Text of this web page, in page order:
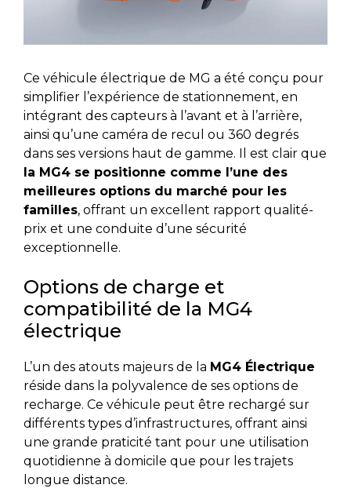
Ce véhicule électrique de MG a été conçu pour
simplifier l’expérience de stationnement, en
intégrant des capteurs à l’avant et à l’arrière,
ainsi qu’une caméra de recul ou 360 degrés
dans ses versions haut de gamme. Il est clair que
la MG4 se positionne comme l’une des
meilleures options du marché pour les
familles, offrant un excellent rapport qualité-
prix et une conduite d’une sécurité
exceptionnelle.
Options de charge et
compatibilité de la MG4
électrique
L’un des atouts majeurs de la MG4 Électrique
réside dans la polyvalence de ses options de
recharge. Ce véhicule peut être rechargé sur
différents types d’infrastructures, offrant ainsi
une grande praticité tant pour une utilisation
quotidienne à domicile que pour les trajets
longue distance.